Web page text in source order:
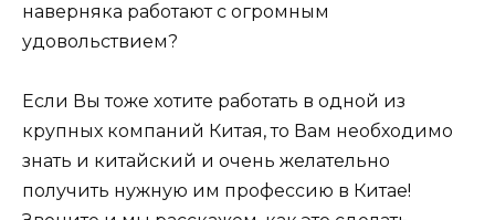
наверняка работают с огромным
удовольствием?
Если Вы тоже хотите работать в одной из
крупных компаний Китая, то Вам необходимо
знать и китайский и очень желательно
получить нужную им профессию в Китае!